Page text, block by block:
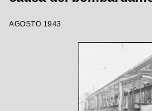
AGOSTO 1943